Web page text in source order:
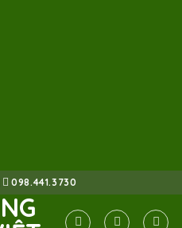
098.441.3730